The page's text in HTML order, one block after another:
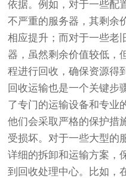
依据。例如，对于一些配
不严重的服务器，其剩余
相应提升；而对于一些老
器，虽然剩余价值较低，
程进行回收，确保资源得
回收运输也是一个关键步
了专门的运输设备和专业
他们会采取严格的保护措
受损坏。对于一些大型的
详细的拆卸和运输方案，
到回收处理中心。比如，